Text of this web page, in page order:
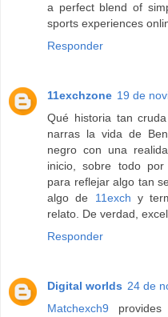
a perfect blend of
sports experiences
Responder
11exchzone 19 de
Qué historia tan
narras la vida de
negro con una
inicio, sobre todo por
para reflejar algo tan
algo de 11exch y
relato. De verdad,
Responder
Digital worlds 24 de
Matchexch9